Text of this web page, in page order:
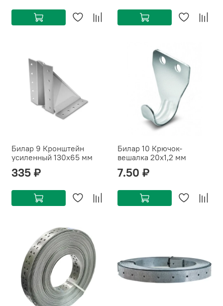
Билар 9 Кронштейн
усиленный 130х65 мм
335 ₽
Билар 10 Крючок-
вешалка 20х1,2 мм
7.50 ₽